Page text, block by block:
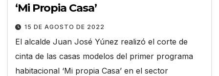
‘Mi Propia Casa’
15 DE AGOSTO DE 2022
El alcalde Juan José Yúnez realizó el corte de
cinta de las casas modelos del primer programa
habitacional ‘Mi propia Casa’ en el sector